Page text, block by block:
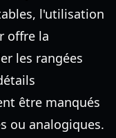
l'utilisation
offre la
les rangées
être manqués
ou analogiques.